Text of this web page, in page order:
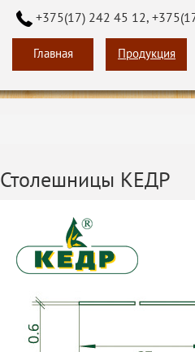
+375(17) 242 45 12,
Главная Продукция
Столешницы КЕДР